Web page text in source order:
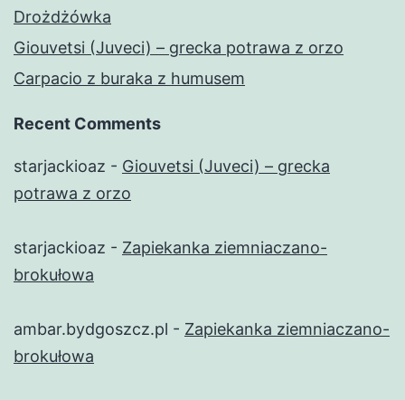
Drożdżówka
Giouvetsi (Juveci) – grecka potrawa z orzo
Carpacio z buraka z humusem
Recent Comments
starjackioaz - Giouvetsi (Juveci) – grecka
potrawa z orzo
starjackioaz - Zapiekanka ziemniaczano-
brokułowa
ambar.bydgoszcz.pl - Zapiekanka ziemniaczano-
brokułowa